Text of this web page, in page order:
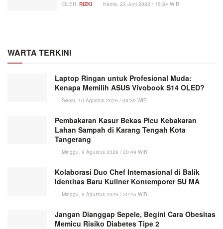
OLEH: RIZKI Kamis, 23 Juni 2022 / 15:34 WIB
WARTA TERKINI
Laptop Ringan untuk Profesional Muda:
Kenapa Memilih ASUS Vivobook S14 OLED?
Senin, 10 Agustus 2026 / 08:39 WIB
Pembakaran Kasur Bekas Picu Kebakaran
Lahan Sampah di Karang Tengah Kota
Tangerang
Minggu, 9 Agustus 2026 / 20:49 WIB
Kolaborasi Duo Chef Internasional di Balik
Identitas Baru Kuliner Kontemporer SU MA
Minggu, 9 Agustus 2026 / 20:45 WIB
Jangan Dianggap Sepele, Begini Cara Obesitas
Memicu Risiko Diabetes Tipe 2